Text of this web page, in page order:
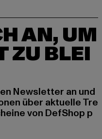
AN, UM
ZU BLEI
Newsletter an und
über aktuelle Tre
von DefShop p